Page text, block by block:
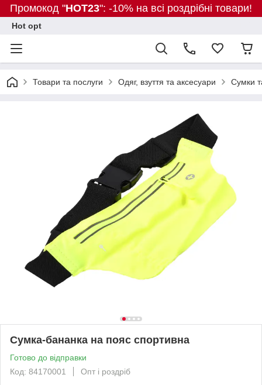
Промокод "HOT23": -10% на всі роздрібні товари!
Hot opt
Товари та послуги Одяг, взуття та аксесуари Сумки
Сумка-бананка на пояс спортивна
Готово до відправки
Код: 84170001
Опт і роздріб